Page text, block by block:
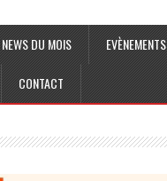
DU MOIS EVÈNEMENTS
CONTACT